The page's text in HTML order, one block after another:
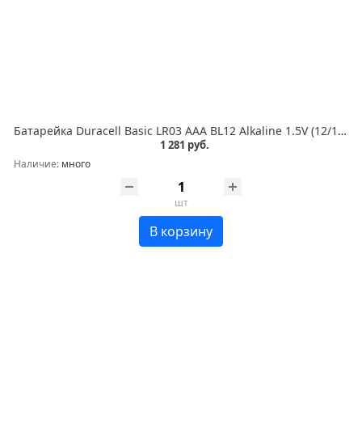
Батарейка Duracell Basic LR03 AAA BL12 Alkaline 1.5V (12/144/48960) (12 шт.)
1 281 руб.
Наличие: много
шт
В корзину